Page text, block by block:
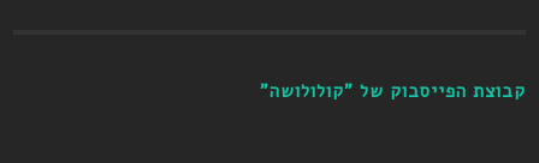
קבוצת הפייסבוק של "קולולושה"